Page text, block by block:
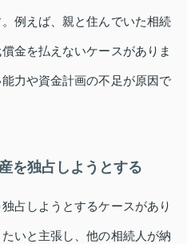
例えば、親と住んでいた相続
金を払えないケースがありま
力や資金計画の不足が原因で
を独占しようとする
占しようとするケースがあり
いと主張し、他の相続人が納